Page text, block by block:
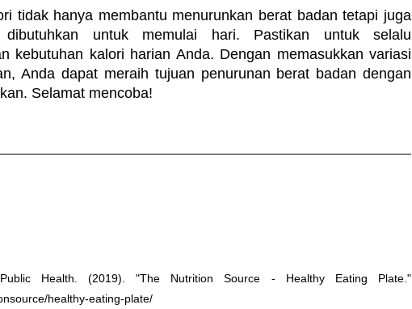
tidak hanya membantu menurunkan berat badan tetapi juga
untuk memulai hari. Pastikan untuk selalu
kebutuhan kalori harian Anda. Dengan memasukkan variasi
Anda dapat meraih tujuan penurunan berat badan dengan
Selamat mencoba!
Health. (2019). "The Nutrition Source - Healthy Eating Plate."
healthy-eating-plate/